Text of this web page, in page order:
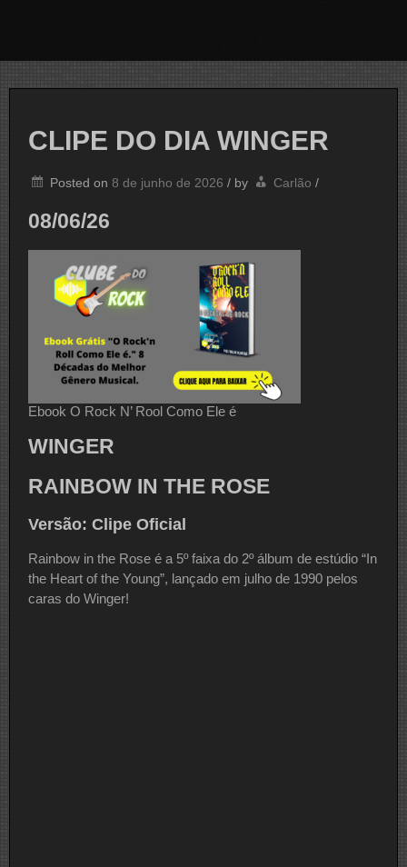
CLIPE DO DIA WINGER
Posted on 8 de junho de 2026 / by Carlão /
08/06/26
Ebook O Rock N’ Rool Como Ele é
WINGER
RAINBOW IN THE ROSE
Versão: Clipe Oficial
Rainbow in the Rose é a 5º faixa do 2º álbum de estúdio “In
the Heart of the Young”, lançado em julho de 1990 pelos
caras do Winger!